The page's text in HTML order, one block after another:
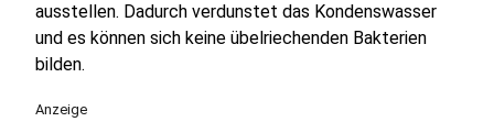
ausstellen. Dadurch verdunstet das Kondenswasser
und es können sich keine übelriechenden Bakterien
bilden.
Anzeige